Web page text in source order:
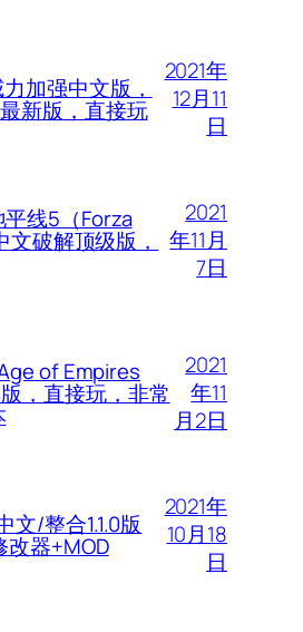
加强中文版，
新版，直接玩
2021年
12月11
日
线5（Forza
破解顶级版，
2021
年11月
7日
of Empires
，直接玩，非常
2021
年11
月2日
文/整合1.1.0版
改器+MOD
2021年
10月18
日